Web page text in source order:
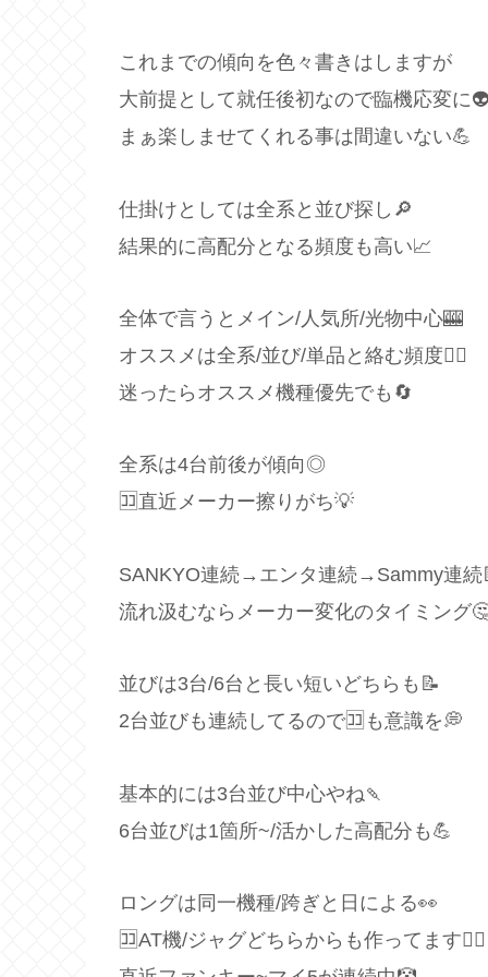
これまでの傾向を色々書きはしますが
大前提として就任後初なので臨機応変に👽
まぁ楽しませてくれる事は間違いない💪
仕掛けとしては全系と並び探し🔎
結果的に高配分となる頻度も高い📈
全体で言うとメイン/人気所/光物中心🎰
オススメは全系/並び/単品と絡む頻度🙆‍♂️
迷ったらオススメ機種優先でも🔄
全系は4台前後が傾向◎
🈁直近メーカー擦りがち💡
SANKYO連続→エンタ連続→Sammy連続
流れ汲むならメーカー変化のタイミング
並びは3台/6台と長い短いどちらも📝
2台並びも連続してるので🈁も意識を💭
基本的には3台並び中心やね🍡
6台並びは1箇所~/活かした高配分も💪
ロングは同一機種/跨ぎと日による👀
🈁AT機/ジャグどちらからも作ってます🙋‍♂️